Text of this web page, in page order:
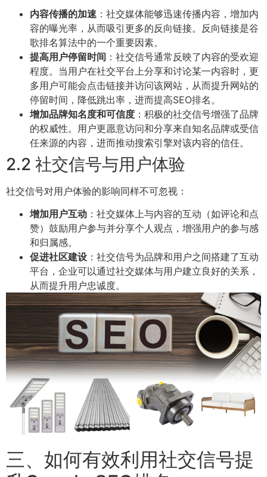
内容传播的加速 ：社交媒体能够迅速传播内容，增加内
容的曝光率，从而吸引更多的反向链接。反向链接是谷
歌排名算法中的一个重要因素。
提高用户停留时间 ：社交信号通常反映了内容的受欢迎
程度。当用户在社交平台上分享和讨论某一内容时，更
多用户可能会点击链接并访问该网站，从而提升网站的
停留时间，降低跳出率，进而提高SEO排名。
增加品牌知名度和可信度 ：积极的社交信号增强了品牌
的权威性。用户更愿意访问和分享来自知名品牌或受信
任来源的内容，进而推动搜索引擎对该内容的信任。
2.2 社交信号与用户体验
社交信号对用户体验的影响同样不可忽视：
增加用户互动 ：社交媒体上与内容的互动（如评论和点
赞）鼓励用户参与并分享个人观点，增强用户的参与感
和归属感。
促进社区建设 ：社交信号为品牌和用户之间搭建了互动
平台，企业可以通过社交媒体与用户建立良好的关系，
从而提升用户忠诚度。
三、如何有效利用社交信号提